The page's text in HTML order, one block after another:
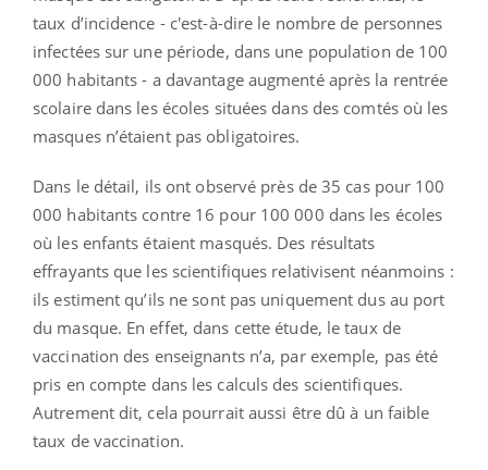
taux d’incidence - c'est-à-dire le nombre de personnes
infectées sur une période, dans une population de 100
000 habitants - a davantage augmenté après la rentrée
scolaire dans les écoles situées dans des comtés où les
masques n’étaient pas obligatoires.
Dans le détail, ils ont observé près de 35 cas pour 100
000 habitants contre 16 pour 100 000 dans les écoles
où les enfants étaient masqués. Des résultats
effrayants que les scientifiques relativisent néanmoins :
ils estiment qu’ils ne sont pas uniquement dus au port
du masque. En effet, dans cette étude, le taux de
vaccination des enseignants n’a, par exemple, pas été
pris en compte dans les calculs des scientifiques.
Autrement dit, cela pourrait aussi être dû à un faible
taux de vaccination.